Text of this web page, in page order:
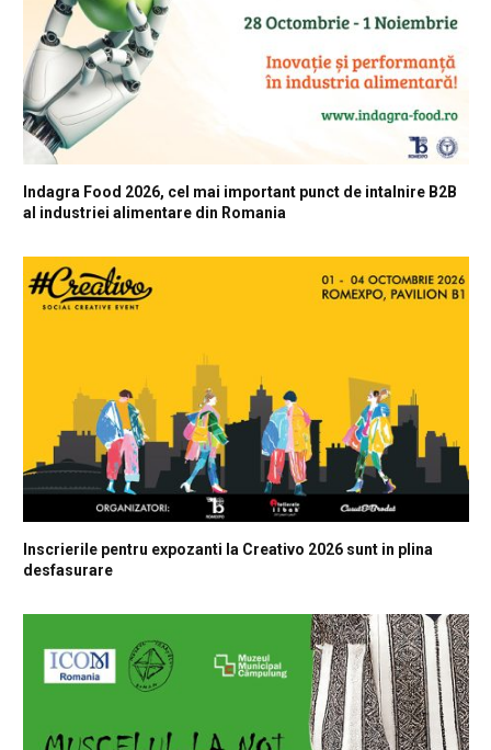
Indagra Food 2026, cel mai important punct de intalnire B2B
al industriei alimentare din Romania
Inscrierile pentru expozanti la Creativo 2026 sunt in plina
desfasurare